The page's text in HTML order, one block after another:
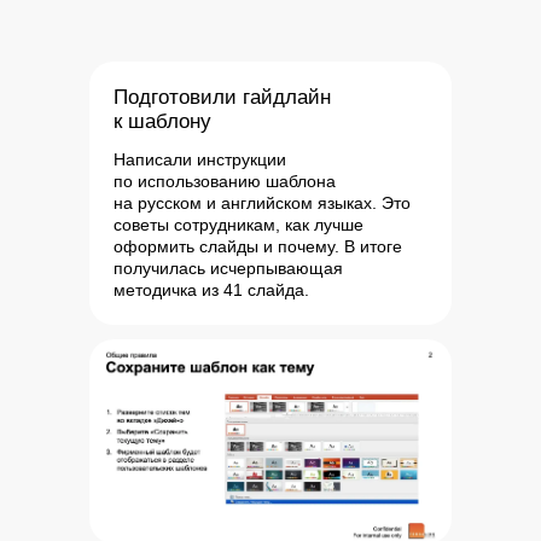
Написали инструкции
по использованию шаблона
на русском и английском языках. Это
советы сотрудникам, как лучше
оформить слайды и почему. В итоге
получилась исчерпывающая
методичка из 41 слайда.
Подготовили гайдлайн
к шаблону